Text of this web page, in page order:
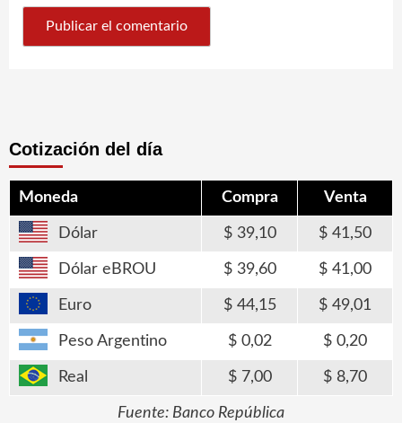
Cotización del día
Moneda Compra Venta
Dólar 39,10 41,50
Dólar eBROU 39,60 41,00
Euro 44,15 49,01
Peso Argentino 0,02 0,20
Real 7,00 8,70
Fuente: Banco República